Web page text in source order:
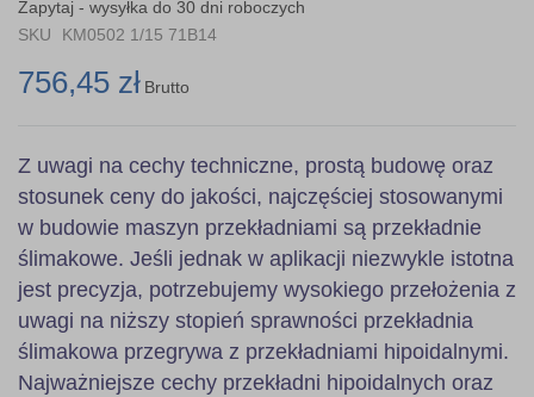
the
images
Zapytaj - wysyłka do 30 dni roboczych
SKU
KM0502 1/15 71B14
756,45 zł Brutto
Z uwagi na cechy techniczne, prostą budowę oraz
stosunek ceny do jakości, najczęściej stosowanymi
w budowie maszyn przekładniami są przekładnie
ślimakowe. Jeśli jednak w aplikacji niezwykle istotna
jest precyzja, potrzebujemy wysokiego przełożenia z
uwagi na niższy stopień sprawności przekładnia
ślimakowa przegrywa z przekładniami hipoidalnymi.
Najważniejsze cechy przekładni hipoidalnych oraz